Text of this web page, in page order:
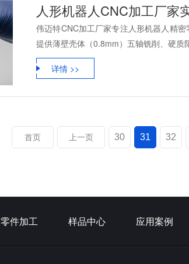
人形机器人CNC加工厂家
伟迈特CNC加工厂家专注人形机器人精
提供薄壁壳体（0.8mm）五轴铣削、硬质
详情 >>
首页 上一页 30 31 32
零件加工 样品中心 应用案例